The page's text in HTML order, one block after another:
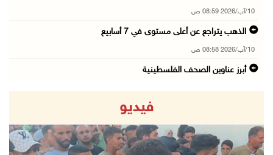
10/آب/2026 08:59 ص
الذهب يتراجع عن أعلى مستوى في 7 أسابيع
10/آب/2026 08:58 ص
أبرز عناوين الصحف الفلسطينية
"التربية": تمديد فترة استقبال طلبات منح البكا ...
10/آب/2026 08:54 ص
قوات الاحتلال تعتقل 3 مواطنين من محافظة جنين
فيديو